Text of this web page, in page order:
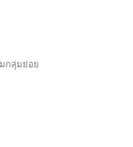
กลุ่มย่อย